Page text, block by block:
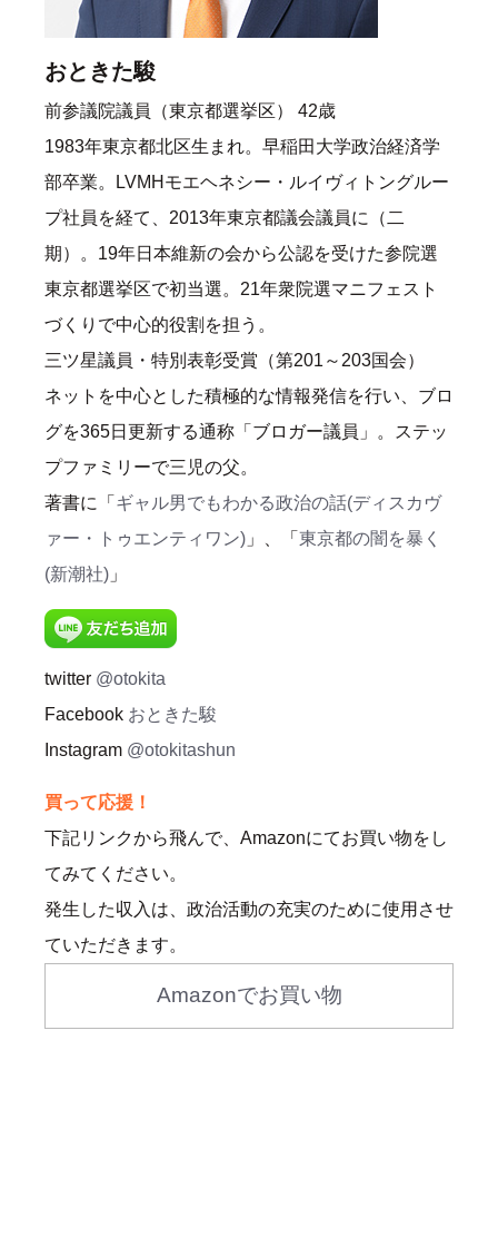
おときた駿
前参議院議員（東京都選挙区） 42歳
1983年東京都北区生まれ。早稲田大学政治経済学
部卒業。LVMHモエヘネシー・ルイヴィトングルー
プ社員を経て、2013年東京都議会議員に（二
期）。19年日本維新の会から公認を受けた参院選
東京都選挙区で初当選。21年衆院選マニフェスト
づくりで中心的役割を担う。
三ツ星議員・特別表彰受賞（第201～203国会）
ネットを中心とした積極的な情報発信を行い、ブロ
グを365日更新する通称「ブロガー議員」。ステッ
プファミリーで三児の父。
著書に「 ギャル男でもわかる政治の話(ディスカヴ
ァー・トゥエンティワン) 」、「 東京都の闇を暴く
(新潮社) 」
twitter @otokita
Facebook おときた駿
Instagram @otokitashun
買って応援！
下記リンクから飛んで、Amazonにてお買い物をし
てみてください。
発生した収入は、政治活動の充実のために使用させ
ていただきます。
Amazonでお買い物